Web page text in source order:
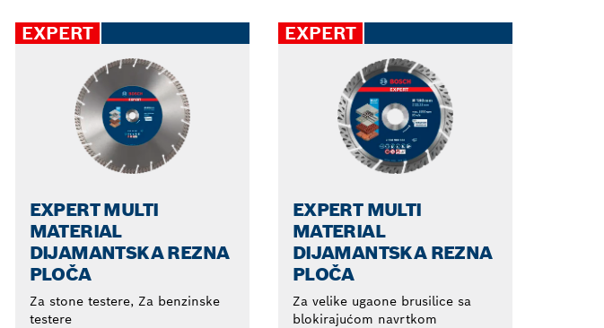
EXPERT
EXPERT MULTI
MATERIAL
DIJAMANTSKA REZNA
PLOČA
Za stone testere, Za benzinske
testere
EXPERT
EXPERT MULTI
MATERIAL
DIJAMANTSKA REZNA
PLOČA
Za velike ugaone brusilice sa
blokirajućom navrtkom